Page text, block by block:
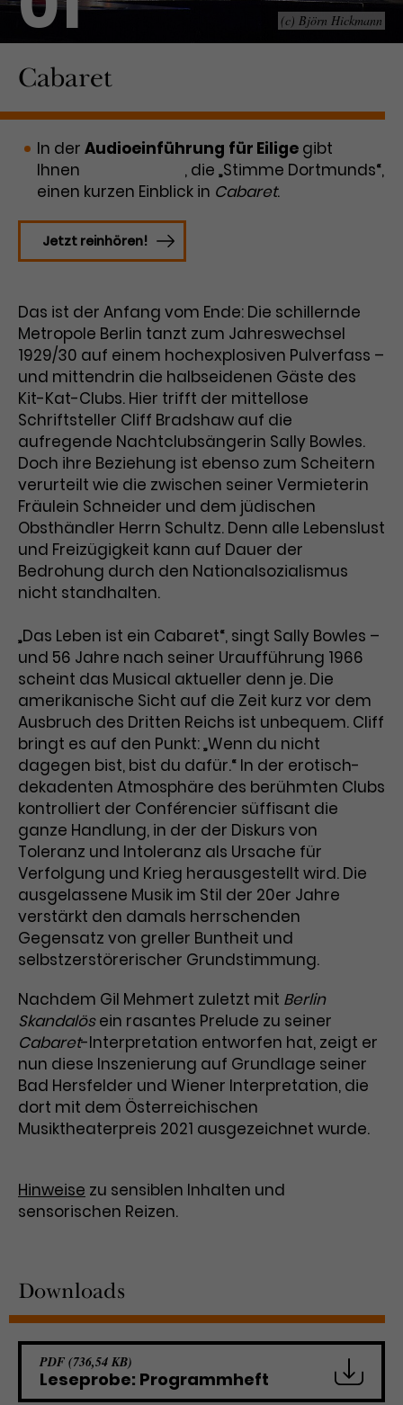
Laufzeit
Zweck
wird verwendet, um Informationen
Besucher*innen eine Website
nutzen, und hilft bei der Erstellung
eines Analyseberichts über die
erhobenen Daten umfassen in
anonymisierter Form die Anzahl
der Besuche, die Quelle, aus der sie
Seiten.
Name _gat_UA-63561367-1
Anbieter Google Analytics
Laufzeit 1 Minute
Zweck
Das ist ein von Google Analytics
gesetztes Cookie. Bestimmte
Daten werden nur maximal einmal
pro Minute an Google Analytics
gesendet. Solange es gesetzt ist,
Datenübertragungen
unterbunden.
Name
Anbieter Google Ads
Laufzeit 3 Monate
Zweck
Dieses Cookie speichert
dient der Zuordnung von
Conversions zu Google Ads-
Kampagnen.
Name _gcl_dc
Anbieter Google / DoubleClick
Laufzeit 3 Monate
Zweck
Dieses Cookie wird verwendet, um
Nutzerinteraktionen mit
Werbeanzeigen zu messen und
Remarketing-Funktionen
bereitzustellen.
Name IDE
Anbieter Google / DoubleClick
Laufzeit 1 Jahr
Zweck
Dieses Cookie dient der Anzeige
personalisierter Werbung und
misst die Wirksamkeit von
Werbekampagnen über
verschiedene Websites hinweg.
(c) Björn Hickmann
Cabaret
In der Audioeinführung für Eilige gibt
Ihnen
, die „Stimme Dortmunds“,
einen kurzen Einblick in Cabaret.
Jetzt reinhören!
Das ist der Anfang vom Ende: Die schillernde
Metropole Berlin tanzt zum Jahreswechsel
1929/30 auf einem hochexplosiven Pulverfass –
und mittendrin die halbseidenen Gäste des
Kit-Kat-Clubs. Hier trifft der mittellose
Schriftsteller Cliff Bradshaw auf die
aufregende Nachtclubsängerin Sally Bowles.
Doch ihre Beziehung ist ebenso zum Scheitern
verurteilt wie die zwischen seiner Vermieterin
Fräulein Schneider und dem jüdischen
Obsthändler Herrn Schultz. Denn alle Lebenslust
und Freizügigkeit kann auf Dauer der
Bedrohung durch den Nationalsozialismus
nicht standhalten.
„Das Leben ist ein Cabaret“, singt Sally Bowles –
und 56 Jahre nach seiner Uraufführung 1966
scheint das Musical aktueller denn je. Die
amerikanische Sicht auf die Zeit kurz vor dem
Ausbruch des Dritten Reichs ist unbequem. Cliff
bringt es auf den Punkt: „Wenn du nicht
dagegen bist, bist du dafür.“ In der erotisch-
dekadenten Atmosphäre des berühmten Clubs
kontrolliert der Conférencier süffisant die
ganze Handlung, in der der Diskurs von
Toleranz und Intoleranz als Ursache für
Verfolgung und Krieg herausgestellt wird. Die
ausgelassene Musik im Stil der 20er Jahre
verstärkt den damals herrschenden
Gegensatz von greller Buntheit und
selbstzerstörerischer Grundstimmung.
Nachdem Gil Mehmert zuletzt mit Berlin
Skandalösein rasantes Prelude zu seiner
Cabaret-Interpretation entworfen hat, zeigt er
nun diese Inszenierung auf Grundlage seiner
Bad Hersfelder und Wiener Interpretation, die
dort mit dem Österreichischen
Musiktheaterpreis 2021 ausgezeichnet wurde.
Hinweise zu sensiblen Inhalten und
sensorischen Reizen.
Downloads
PDF (736,54 KB)
Leseprobe: Programmheft